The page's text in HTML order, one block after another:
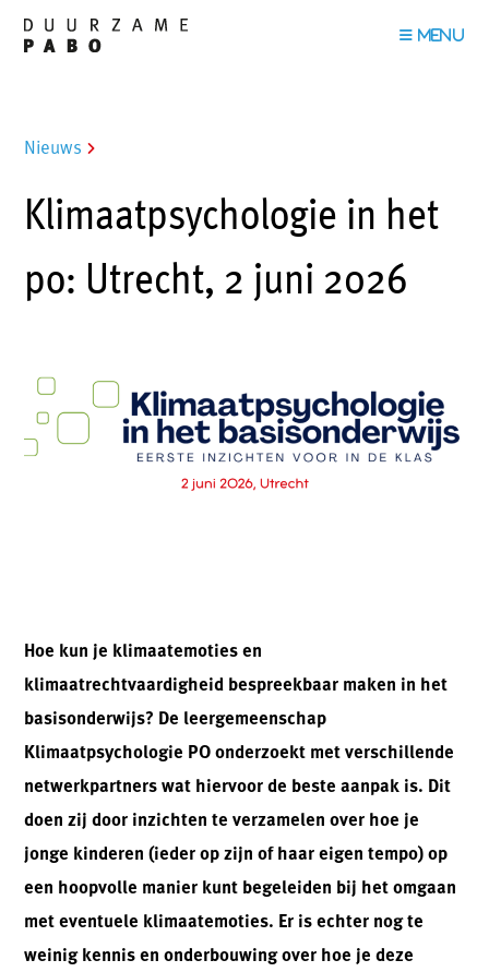
Nieuws
Klimaatpsychologie in het
po: Utrecht, 2 juni 2026
Hoe kun je klimaatemoties en
klimaatrechtvaardigheid bespreekbaar maken in het
basisonderwijs? De leergemeenschap
Klimaatpsychologie PO onderzoekt met verschillende
netwerkpartners wat hiervoor de beste aanpak is. Dit
doen zij door inzichten te verzamelen over hoe je
jonge kinderen (ieder op zijn of haar eigen tempo) op
een hoopvolle manier kunt begeleiden bij het omgaan
met eventuele klimaatemoties. Er is echter nog te
weinig kennis en onderbouwing over hoe je deze